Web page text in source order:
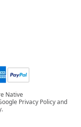
Native
Privacy Policy and